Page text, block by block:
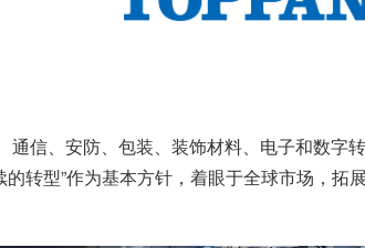
信、安防、包装、装饰材料、电子和数
转型”作为基本方针，着眼于全球市场，拓